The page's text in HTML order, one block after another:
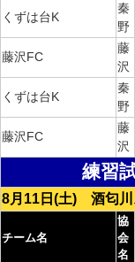
くずは台K
秦
野
藤沢FC
藤
沢
くずは台K
秦
野
藤沢FC
藤
沢
練習
8月11日(土) 酒匂川
チーム名
協
会
名